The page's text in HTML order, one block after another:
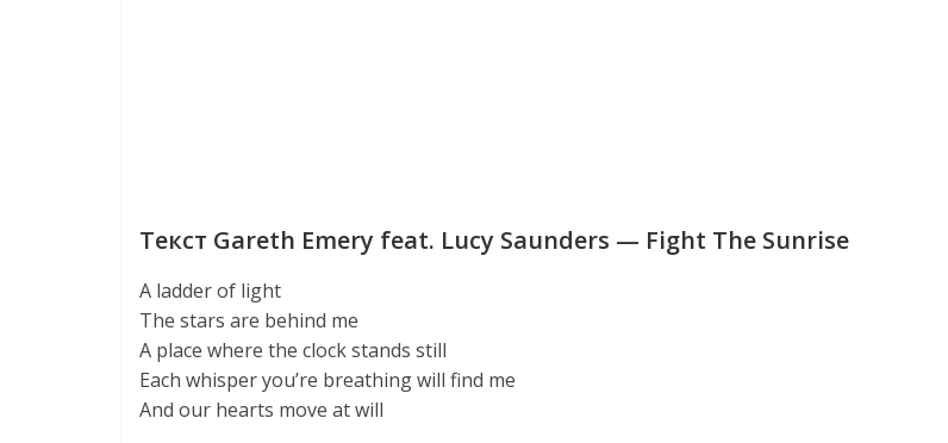
Текст Gareth Emery feat. Lucy Saunders — Fight The Sunrise
A ladder of light
The stars are behind me
A place where the clock stands still
Each whisper you’re breathing will find me
And our hearts move at will